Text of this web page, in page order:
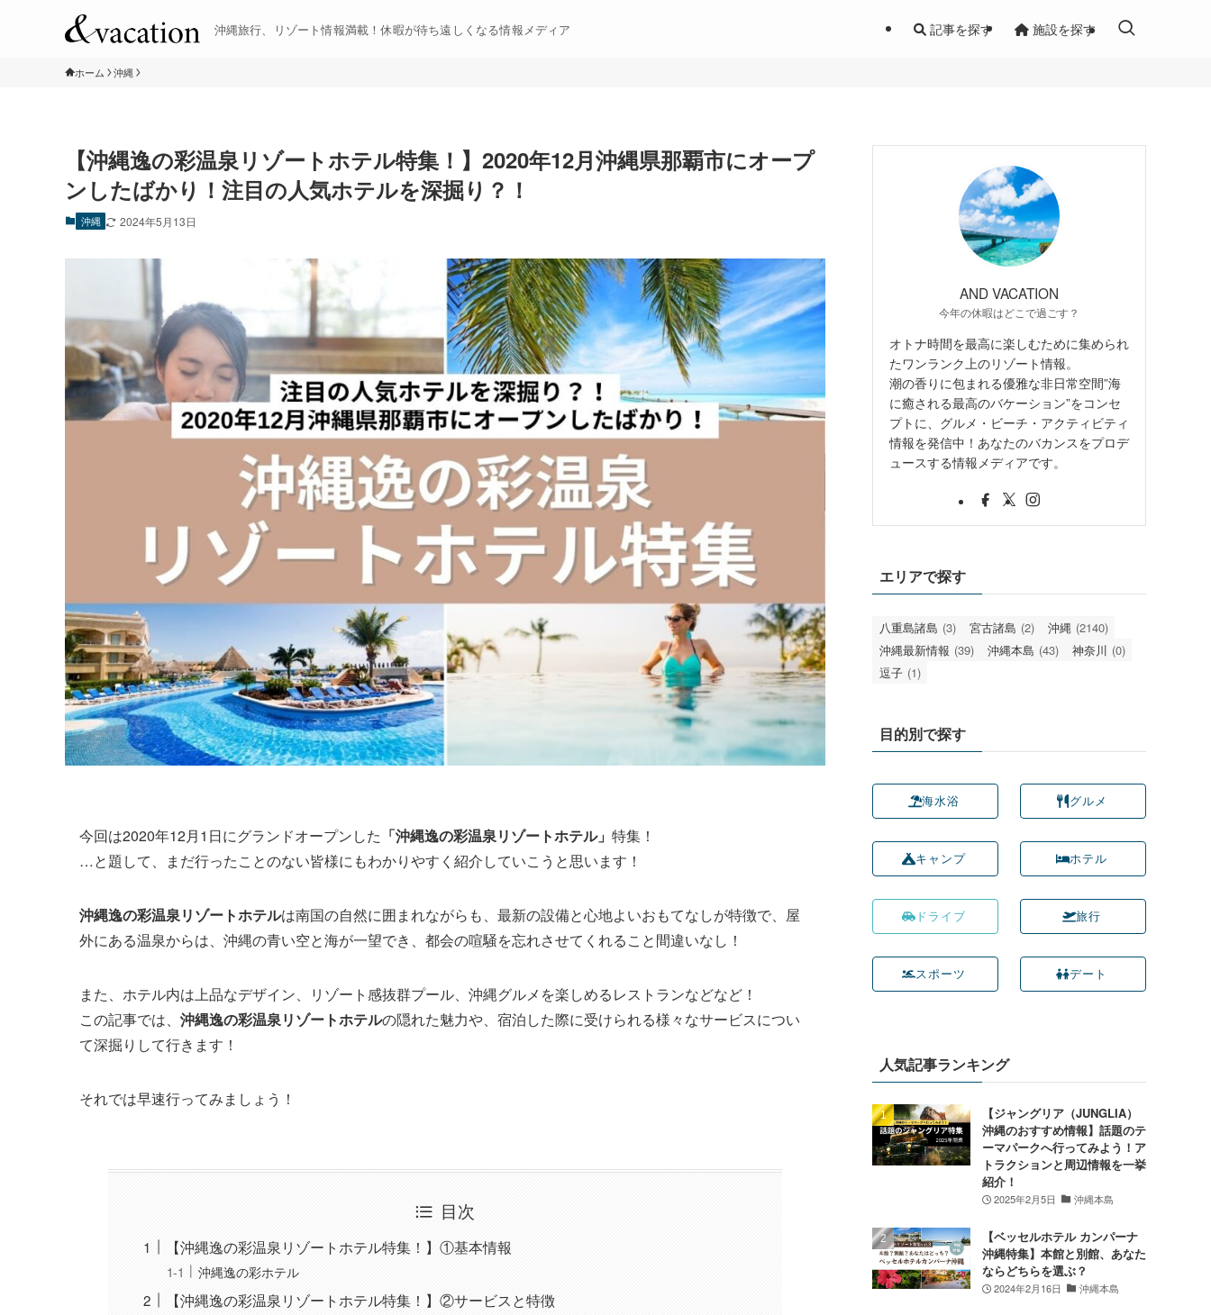
沖縄旅行、リゾート情報満載！休暇が待ち遠しくなる情報メディア 記事を探す 施設を探す
ホーム 沖縄
【沖縄逸の彩温泉リゾートホテル特集！】2020年12月沖縄県那覇市にオープ
ンしたばかり！注目の人気ホテルを深掘り？！
沖縄 2024年5月13日
今回は2020年12月1日にグランドオープンした 「沖縄逸の彩温泉リゾートホテル」 特集！
…と題して、まだ行ったことのない皆様にもわかりやすく紹介していこうと思います！
沖縄逸の彩温泉リゾートホテルは南国の自然に囲まれながらも、最新の設備と心地よいおもてなしが特徴で、屋
外にある温泉からは、沖縄の青い空と海が一望でき、都会の喧騒を忘れさせてくれること間違いなし！
また、ホテル内は上品なデザイン、リゾート感抜群プール、沖縄グルメを楽しめるレストランなどなど！
この記事では、 沖縄逸の彩温泉リゾートホテルの隠れた魅力や、宿泊した際に受けられる様々なサービスについ
て深掘りして行きます！
それでは早速行ってみましょう！
目次
【沖縄逸の彩温泉リゾートホテル特集！】①基本情報
沖縄逸の彩ホテル
【沖縄逸の彩温泉リゾートホテル特集！】②サービスと特徴
AND VACATION
今年の休暇はどこで過ごす？
オトナ時間を最高に楽しむために集められ
たワンランク上のリゾート情報。
潮の香りに包まれる優雅な非日常空間”海
に癒される最高のバケーション”をコンセ
プトに、グルメ・ビーチ・アクティビティ
情報を発信中！あなたのバカンスをプロデ
ュースする情報メディアです。
エリアで探す
八重島諸島 (3) 宮古諸島 (2) 沖縄 (2140)
沖縄最新情報 (39) 沖縄本島 (43) 神奈川 (0)
逗子 (1)
目的別で探す
海水浴
キャンプ
ドライブ
スポーツ
グルメ
ホテル
旅行
デート
人気記事ランキング
【ジャングリア（JUNGLIA）
沖縄のおすすめ情報】話題のテ
ーマパークへ行ってみよう！ア
トラクションと周辺情報を一挙
紹介！
2025年2月5日 沖縄本島
【ベッセルホテル カンパーナ
沖縄特集】本館と別館、あなた
ならどちらを選ぶ？
2024年2月16日 沖縄本島